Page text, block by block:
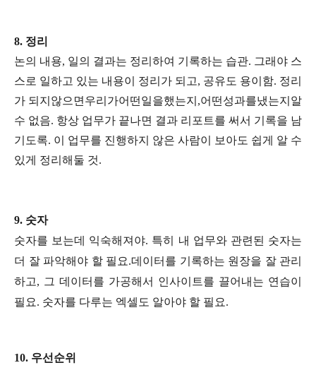
8. 정리
논의 내용, 일의 결과는 정리하여 기록하는 습관. 그래야 스
스로 일하고 있는 내용이 정리가 되고, 공유도 용이함. 정리
가 되지않으면우리가어떤일을했는지,어떤성과를냈는지알
수 없음. 항상 업무가 끝나면 결과 리포트를 써서 기록을 남
기도록. 이 업무를 진행하지 않은 사람이 보아도 쉽게 알 수
있게 정리해둘 것.
9. 숫자
숫자를 보는데 익숙해져야. 특히 내 업무와 관련된 숫자는
더 잘 파악해야 할 필요.데이터를 기록하는 원장을 잘 관리
하고, 그 데이터를 가공해서 인사이트를 끌어내는 연습이
필요. 숫자를 다루는 엑셀도 알아야 할 필요.
10. 우선순위